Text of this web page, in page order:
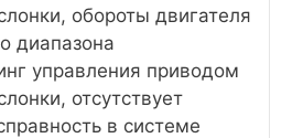
обороты двигателя
диапазона
управления приводом
отсутствует
в системе